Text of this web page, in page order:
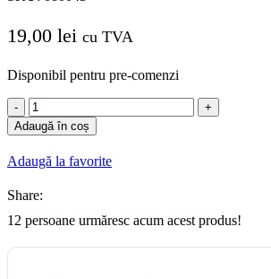
19,00 lei cu TVA
Disponibil pentru pre-comenzi
Cantitate
Mosaic
Doza
rigips
3x2
Adaugă în coș
Adaugă la favorite
Share:
12 persoane urmăresc acum acest produs!